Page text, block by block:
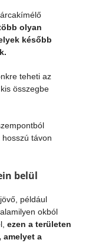
olyan
később
teheti az
összegbe
távon
belül
például
okból
ezen a területen
amelyet a